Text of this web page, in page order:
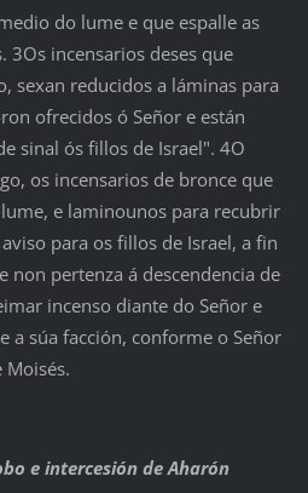
do lume e que espalle as
3Os incensarios deses que
sexan reducidos a láminas para
ofrecidos ó Señor e están
sinal ós fillos de Israel". 4O
os incensarios de bronce que
e laminounos para recubrir
para os fillos de Israel, a fin
non pertenza á descendencia de
incenso diante do Señor e
a súa facción, conforme o Señor
e intercesión de Aharón